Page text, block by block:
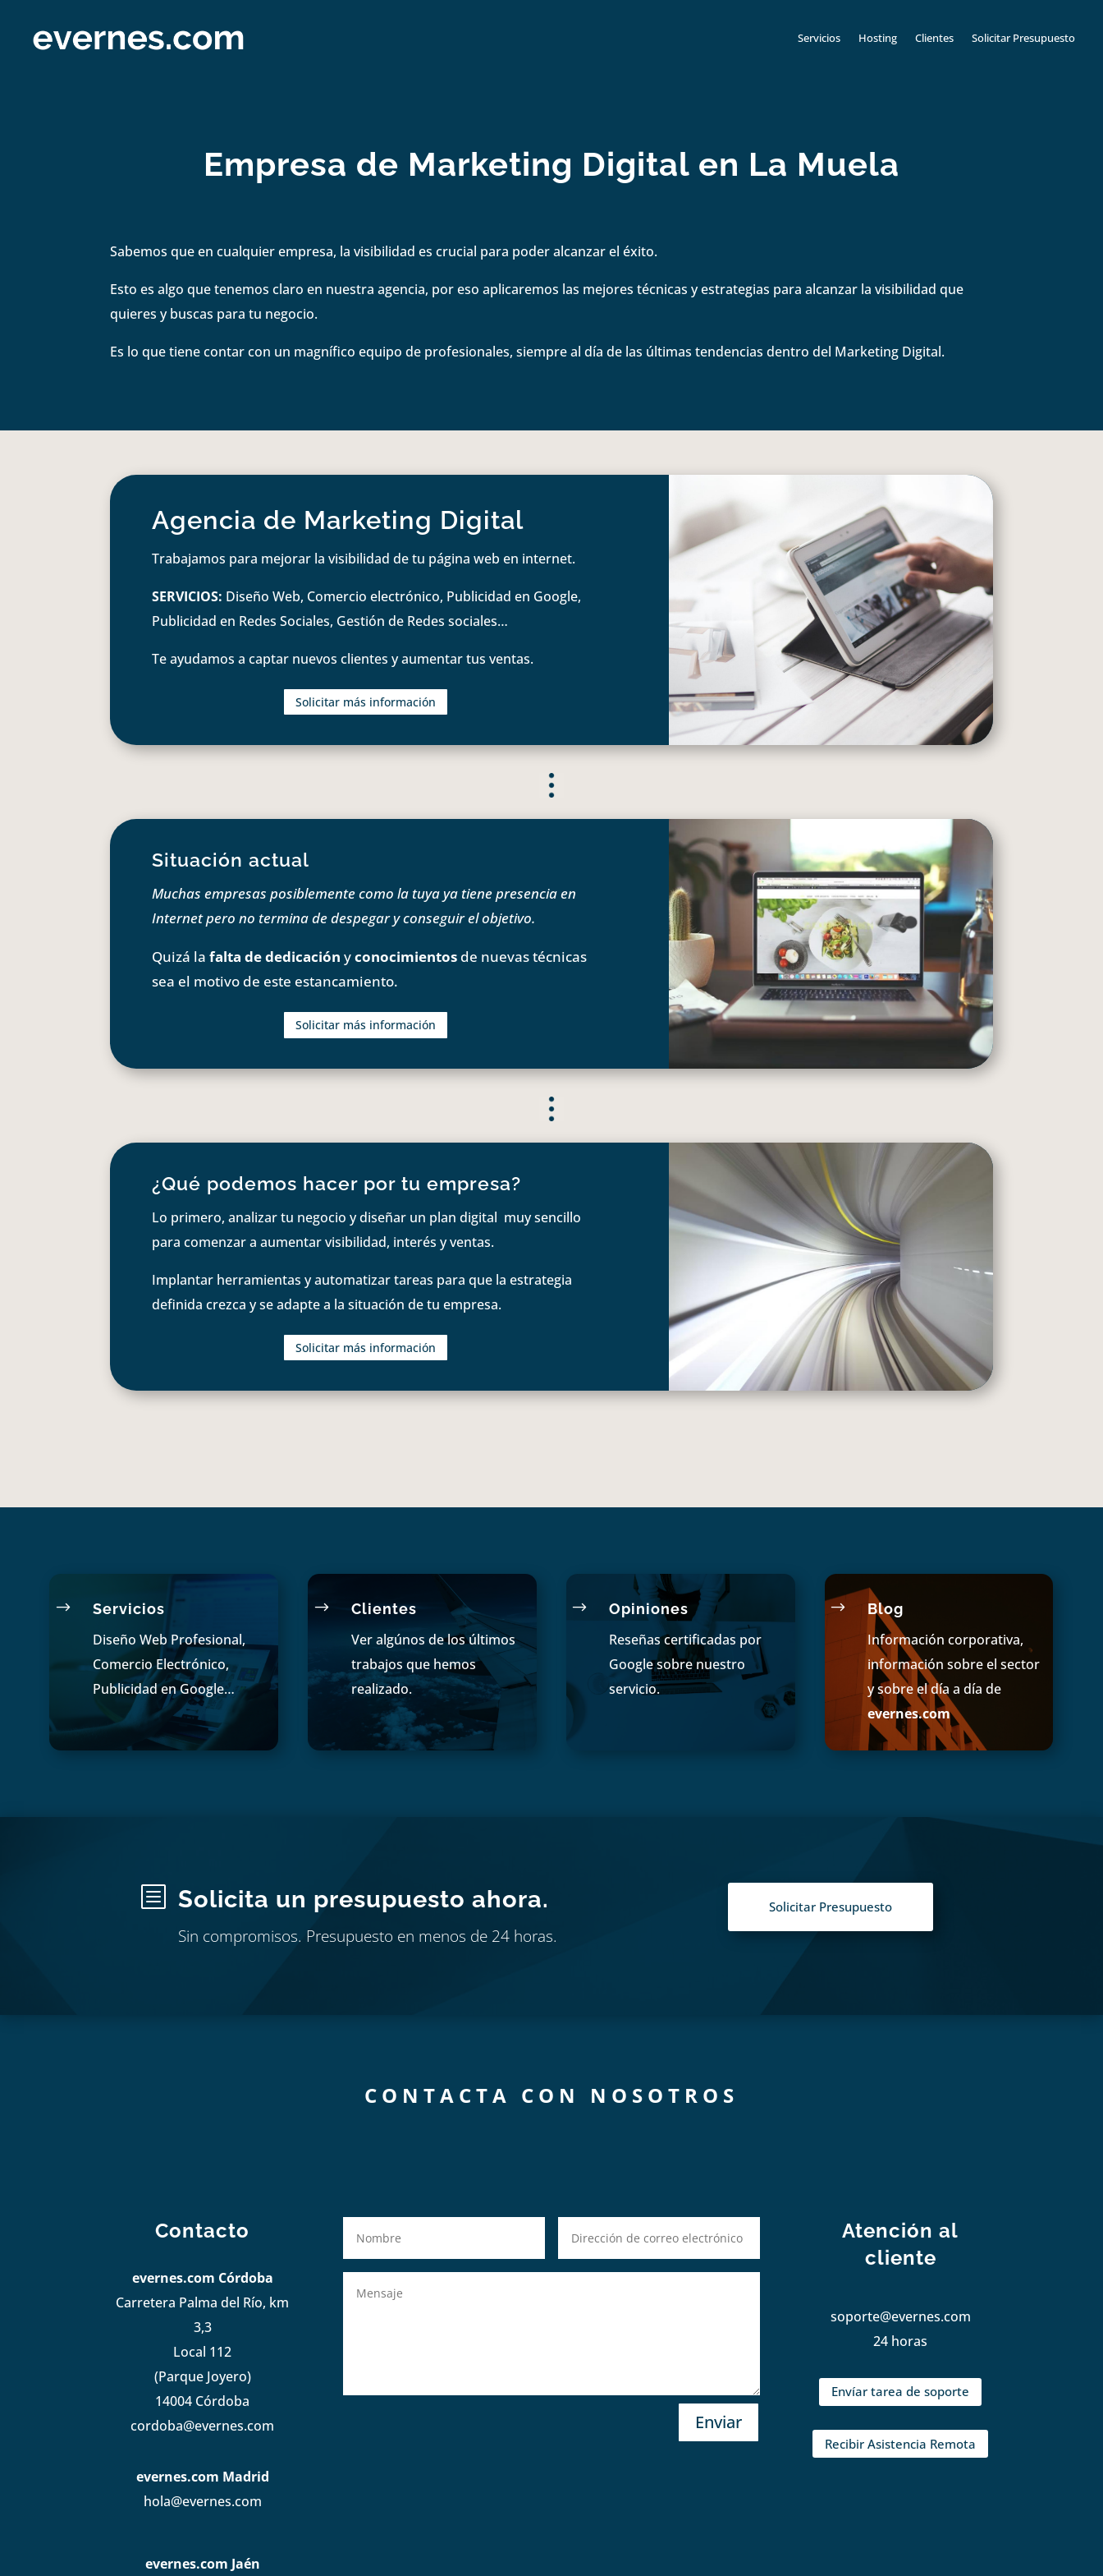
Servicios Hosting Clientes Solicitar Presupuesto
Empresa de Marketing Digital en La Muela
Sabemos que en cualquier empresa, la visibilidad es crucial para poder alcanzar el éxito.
Esto es algo que tenemos claro en nuestra agencia, por eso aplicaremos las mejores técnicas y estrategias para alcanzar la visibilidad que
quieres y buscas para tu negocio.
Es lo que tiene contar con un magnífico equipo de profesionales, siempre al día de las últimas tendencias dentro del Marketing Digital.
Agencia de Marketing Digital
Trabajamos para mejorar la visibilidad de tu página web en internet.
SERVICIOS: Diseño Web, Comercio electrónico, Publicidad en Google,
Publicidad en Redes Sociales, Gestión de Redes sociales…
Te ayudamos a captar nuevos clientes y aumentar tus ventas.
Solicitar más información
Situación actual
Muchas empresas posiblemente como la tuya ya tiene presencia en
Internet pero no termina de despegar y conseguir el objetivo.
Quizá lafalta de dedicación yconocimientos de nuevas técnicas
sea el motivo de este estancamiento.
Solicitar más información
¿Qué podemos hacer por tu empresa?
Lo primero, analizar tu negocio y diseñar un plan digital muy sencillo
para comenzar a aumentar visibilidad, interés y ventas.
Implantar herramientas y automatizar tareas para que la estrategia
definida crezca y se adapte a la situación de tu empresa.
Solicitar más información
$ Servicios
Diseño Web Profesional,
Comercio Electrónico,
Publicidad en Google…
$ Clientes
Ver algúnos de los últimos
trabajos que hemos
realizado.
$ Opiniones
Reseñas certificadas por
Google sobre nuestro
servicio.
$ Blog
Información corporativa,
información sobre el sector
y sobre el día a día de
evernes.com
b Solicita un presupuesto ahora.
Sin compromisos. Presupuesto en menos de 24 horas.
Solicitar Presupuesto
CONTACTA CON NOSOTROS
Contacto
evernes.com Córdoba
Carretera Palma del Río, km
3,3
Local 112
(Parque Joyero)
14004 Córdoba
cordoba@evernes.com
evernes.com Madrid
hola@evernes.com
evernes.com Jaén
Enviar
Atención al
cliente
soporte@evernes.com
24 horas
Envíar tarea de soporte
Recibir Asistencia Remota